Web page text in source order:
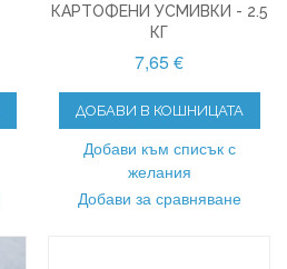
КАРТОФЕНИ УСМИВКИ - 2.5
КГ
7,65 €
ДОБАВИ В КОШНИЦАТА
Добави към списък с
желания
Добави за сравняване